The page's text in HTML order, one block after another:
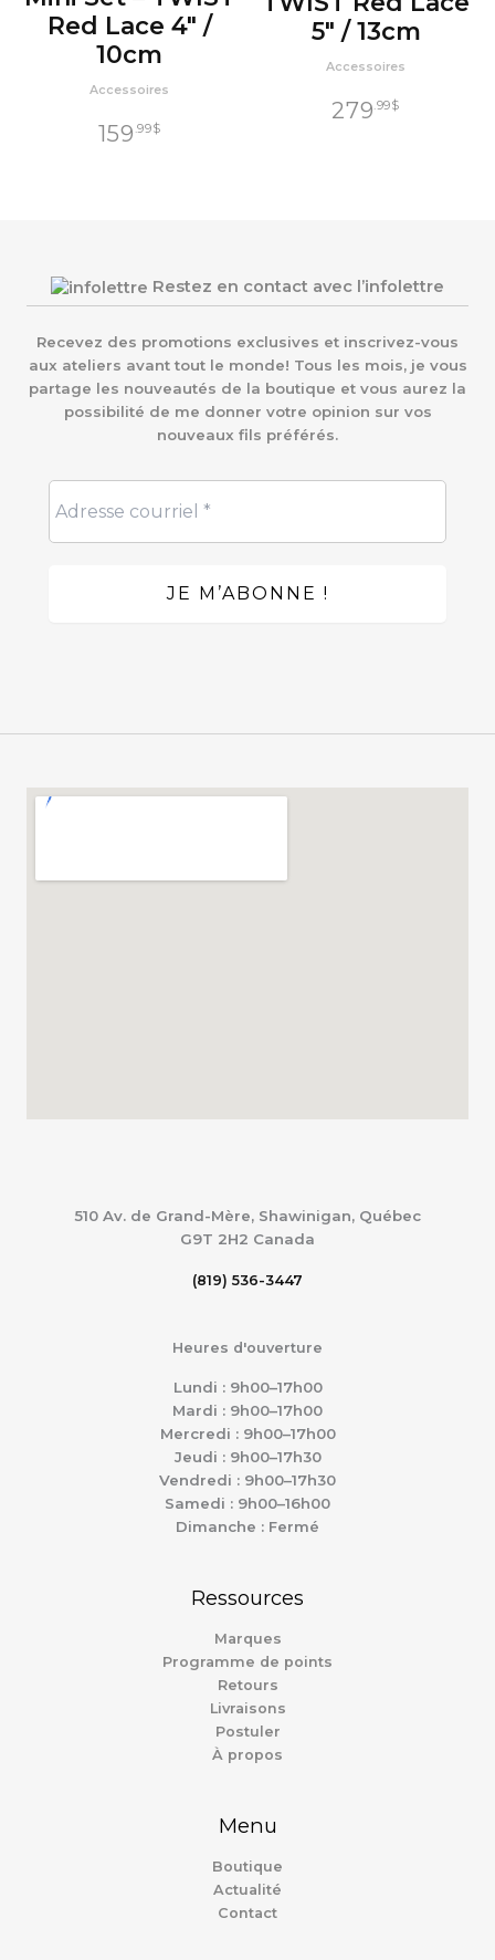
Red Lace 4″ /
10cm
Accessoires
159 .99$
5″ / 13cm
Accessoires
279.99$
Restez en contact avec l’infolettre
Recevez des promotions exclusives et inscrivez-vous
aux ateliers avant tout le monde! Tous les mois, je vous
partage les nouveautés de la boutique et vous aurez la
possibilité de me donner votre opinion sur vos
nouveaux fils préférés.
510 Av. de Grand-Mère, Shawinigan, Québec
G9T 2H2 Canada
(819) 536-3447
Heures d'ouverture
Lundi : 9h00–17h00
Mardi : 9h00–17h00
Mercredi : 9h00–17h00
Jeudi : 9h00–17h30
Vendredi : 9h00–17h30
Samedi : 9h00–16h00
Dimanche : Fermé
Ressources
Marques
Programme de points
Retours
Livraisons
Postuler
À propos
Menu
Boutique
Actualité
Contact